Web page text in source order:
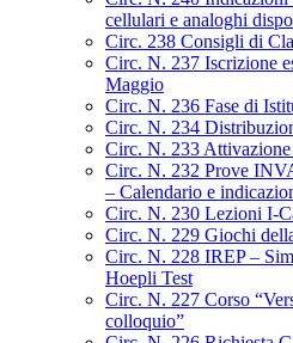
cellulari e analoghi
Circ. 238 Consigli di
Circ. N. 237 Iscrizione
Maggio
Circ. N. 236 Fase di
Circ. N. 234
Circ. N. 233
Circ. N. 232 Prove
– Calendario e
Circ. N. 230 Lezioni I-
Circ. N. 229 Giochi
Circ. N. 228 IREP –
Hoepli Test
Circ. N. 227 Corso
colloquio”